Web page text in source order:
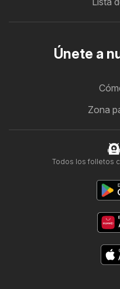
Únete a
Zona
Todos los folletos